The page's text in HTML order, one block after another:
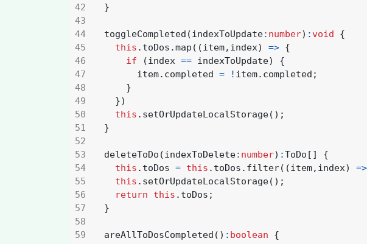
44
54
}
toggleCompleted (indexToUpdate: number) : void
{
this . toDos .map ((item, index) => {
if
(index == indexToUpdate)
{
item. completed = ! item. completed ;
}
})
this . setOrUpdateLocalStorage();
}
deleteToDo (indexToDelete: number) :ToDo []
{
this . toDos = this . toDos . filter((item, index) =>
this . setOrUpdateLocalStorage();
return
this . toDos ;
}
areAllToDosCompleted () : boolean
{